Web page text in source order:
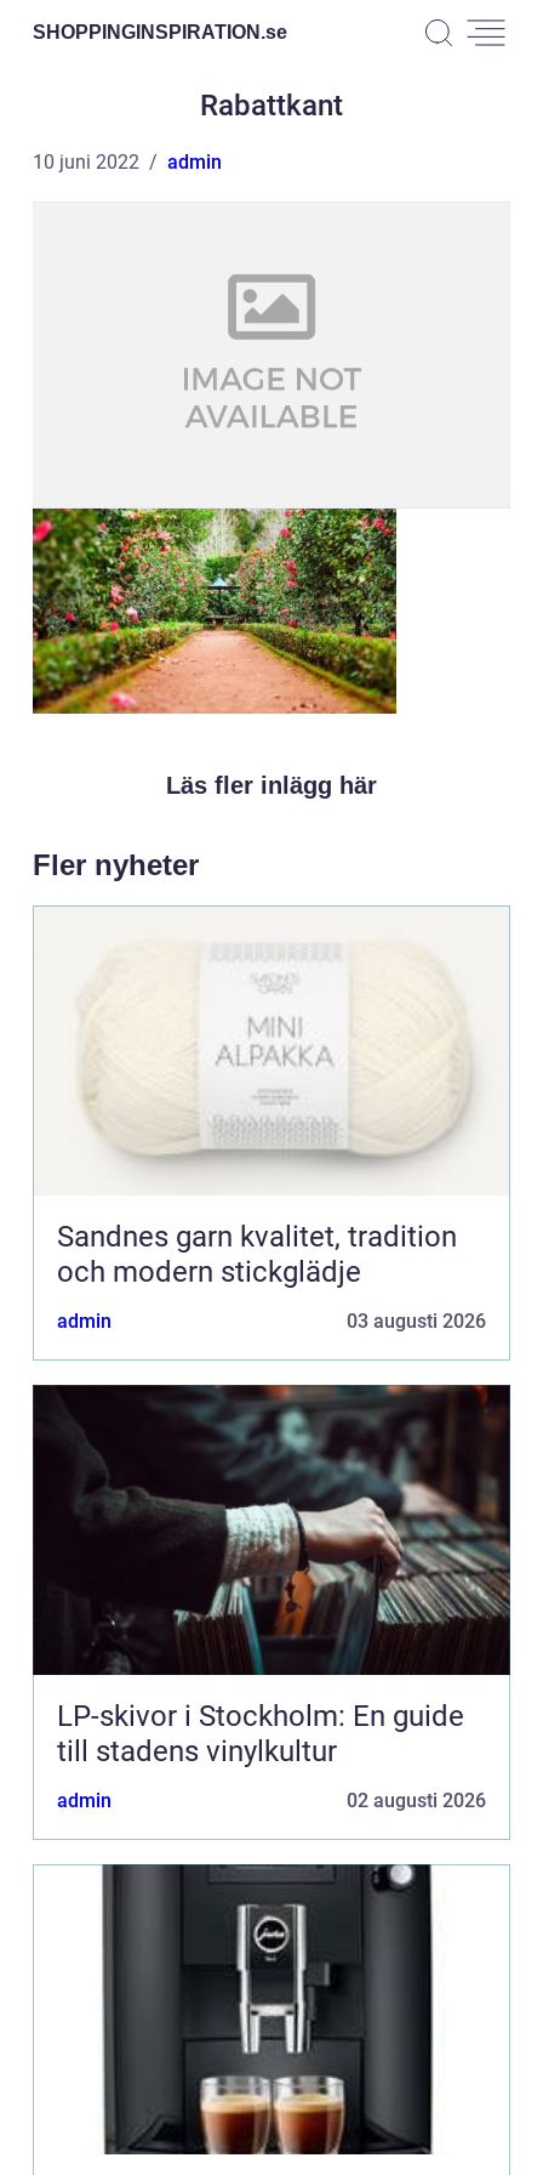
SHOPPINGINSPIRATION.se
Rabattkant
10 juni 2022 admin
Läs fler inlägg här
Fler nyheter
Sandnes garn kvalitet, tradition
och modern stickglädje
admin 03 augusti 2026
LP-skivor i Stockholm: En guide
till stadens vinylkultur
admin 02 augusti 2026